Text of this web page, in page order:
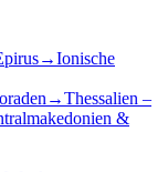
→Ionische
→Thessalien –
&